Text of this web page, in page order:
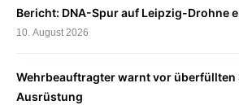
Bericht: DNA-Spur auf Leipzig-Drohne
10. August 2026
Wehrbeauftragter warnt vor überfüllten
Ausrüstung